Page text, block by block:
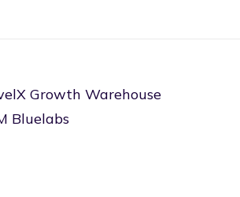
Growth Warehouse
Bluelabs